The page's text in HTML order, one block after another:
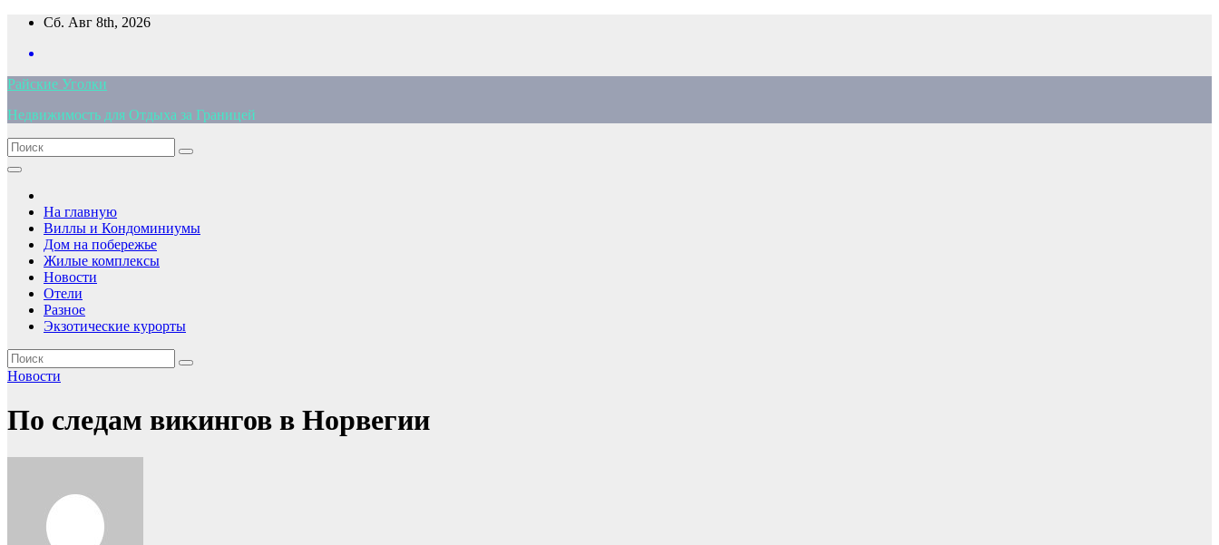
Перейти
содержимому
Сб. Авг 8th, 2026
Райские Уголки
Недвижимость для Отдыха за Границей
На главную
Виллы и Кондоминиумы
Дом на побережье
Жилые комплексы
Новости
Отели
Разное
Экзотические курорты
Новости
По следам викингов в Норвегии